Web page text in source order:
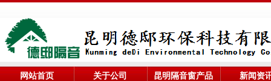
网站首页 关于公司 昆明隔音窗产品 新闻资